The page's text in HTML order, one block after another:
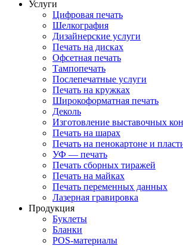
Услуги
Цифровая печать
Шелкография
Дизайнерские услуги
Печать на дисках
Офсетная печать
Тампопечать
Послепечатные услуги
Печать на кружках
Широкоформатная печать
Деколь
Изготовление выставочных
Печать на шарах
Печать на пенокартоне и
УФ — печать
Печать сборных тиражей
Печать на майках
Печать переменных данных
Лазерная гравировка
Продукция
Буклеты
Бланки
POS-материалы